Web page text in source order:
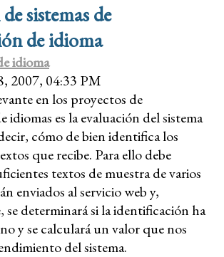
sistemas de
de idioma
idioma
2007, 04:33 PM
en los proyectos de
idiomas es la evaluación del sistema
cómo de bien identifica los
que recibe. Para ello debe
textos de muestra de varios
enviados al servicio web y,
se determinará si la identificación ha
y se calculará un valor que nos
del sistema.